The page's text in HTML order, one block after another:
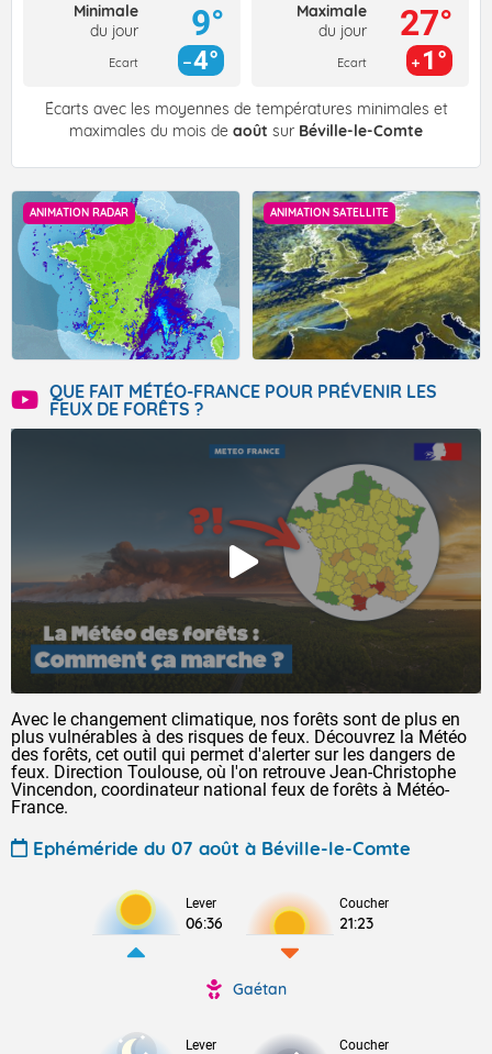
Minimale
du jour
Ecart
9°
4°
Maximale
du jour
Ecart
27°
1°
Écarts avec les moyennes de températures minimales et
maximales du mois de août sur Béville-le-Comte
ANIMATION RADAR ANIMATION SATELLITE
QUE FAIT MÉTÉO-FRANCE POUR PRÉVENIR LES
FEUX DE FORÊTS ?
Avec le changement climatique, nos forêts sont de plus en
plus vulnérables à des risques de feux. Découvrez la Météo
des forêts, cet outil qui permet d'alerter sur les dangers de
feux. Direction Toulouse, où l'on retrouve Jean-Christophe
Vincendon, coordinateur national feux de forêts à Météo-
France.
Ephéméride du 07 août à Béville-le-Comte
Lever
06:36
Coucher
21:23
Gaétan
Lever Coucher